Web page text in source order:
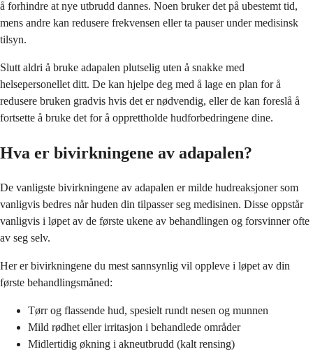
å forhindre at nye utbrudd dannes. Noen bruker det på ubestemt tid,
mens andre kan redusere frekvensen eller ta pauser under medisinsk
tilsyn.
Slutt aldri å bruke adapalen plutselig uten å snakke med
helsepersonellet ditt. De kan hjelpe deg med å lage en plan for å
redusere bruken gradvis hvis det er nødvendig, eller de kan foreslå å
fortsette å bruke det for å opprettholde hudforbedringene dine.
Hva er bivirkningene av adapalen?
De vanligste bivirkningene av adapalen er milde hudreaksjoner som
vanligvis bedres når huden din tilpasser seg medisinen. Disse oppstår
vanligvis i løpet av de første ukene av behandlingen og forsvinner ofte
av seg selv.
Her er bivirkningene du mest sannsynlig vil oppleve i løpet av din
første behandlingsmåned:
Tørr og flassende hud, spesielt rundt nesen og munnen
Mild rødhet eller irritasjon i behandlede områder
Midlertidig økning i akneutbrudd (kalt rensing)